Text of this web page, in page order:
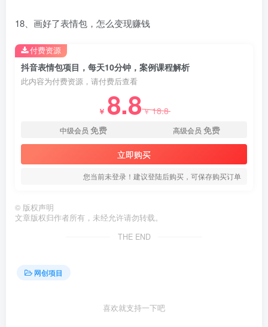
18、画好了表情包，怎么变现赚钱
抖音表情包项目，每天10分钟，案例课程解析
此内容为付费资源，请付费后查看
￥ 8.8￥18.8
中级会员 免费 高级会员 免费
立即购买
您当前未登录！建议登陆后购买，可保存购买订单
付费资源
© 版权声明
文章版权归作者所有，未经允许请勿转载。
THE END
网创项目
喜欢就支持一下吧